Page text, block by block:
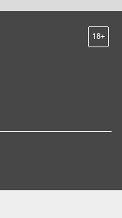
18+